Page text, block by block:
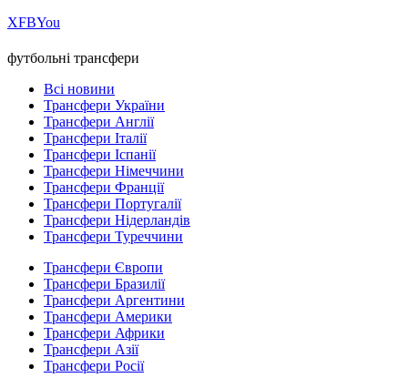
ХFBYou
футбольні трансфери
Всі новини
Трансфери України
Трансфери Англії
Трансфери Італії
Трансфери Іспанії
Трансфери Німеччини
Трансфери Франції
Трансфери Португалії
Трансфери Нідерландів
Трансфери Туреччини
Трансфери Європи
Трансфери Бразилії
Трансфери Аргентини
Трансфери Америки
Трансфери Африки
Трансфери Азії
Трансфери Росії